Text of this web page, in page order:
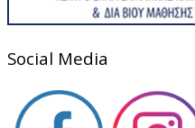
Social Media